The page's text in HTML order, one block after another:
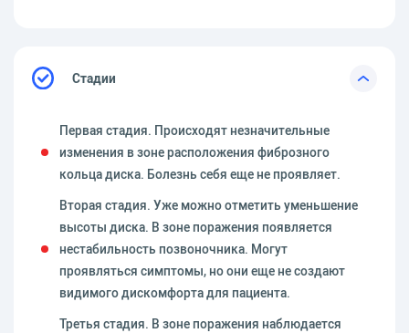
Стадии
Первая стадия. Происходят незначительные
изменения в зоне расположения фиброзного
кольца диска. Болезнь себя еще не проявляет.
Вторая стадия. Уже можно отметить уменьшение
высоты диска. В зоне поражения появляется
нестабильность позвоночника. Могут
проявляться симптомы, но они еще не создают
видимого дискомфорта для пациента.
Третья стадия. В зоне поражения наблюдается